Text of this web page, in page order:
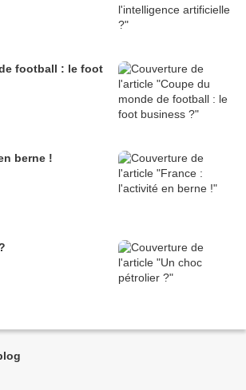
football : le foot
berne !